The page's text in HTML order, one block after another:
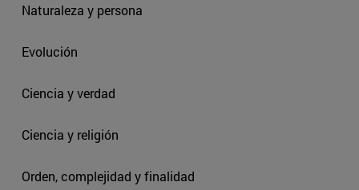
Naturaleza y persona
Evolución
Ciencia y verdad
Ciencia y religión
Orden, complejidad y finalidad